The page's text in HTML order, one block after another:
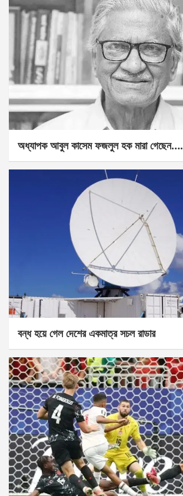
অধ্যাপক আবুল কাসেম ফজলুল হক মারা গেছেন….
বন্ধ হয়ে গেল দেশের একমাত্র সচল রাডার